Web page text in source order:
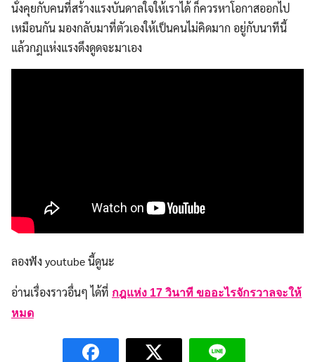
นั่งคุยกับคนที่สร้างแรงบันดาลใจให้เราได้ ก็ควรหาโอกาสออกไป
เหมือนกัน มองกลับมาที่ตัวเองให้เป็นคนไม่คิดมาก อยู่กับนาทีนี้
แล้วกฎแห่งแรงดึงดูดจะมาเอง
ลองฟัง youtube นี้ดูนะ
อ่านเรื่องราวอื่นๆ ได้ที่ กฎแห่ง 17 วินาที ขออะไรจักรวาลจะให้
หมด